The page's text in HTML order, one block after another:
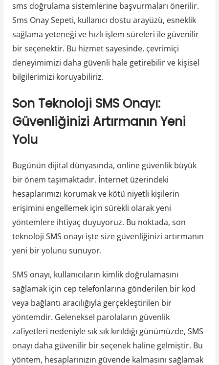
sms doğrulama sistemlerine başvurmaları önerilir.
Sms Onay Sepeti, kullanıcı dostu arayüzü, esneklik
sağlama yeteneği ve hızlı işlem süreleri ile güvenilir
bir seçenektir. Bu hizmet sayesinde, çevrimiçi
deneyimimizi daha güvenli hale getirebilir ve kişisel
bilgilerimizi koruyabiliriz.
Son Teknoloji SMS Onayı:
Güvenliğinizi Artırmanın Yeni
Yolu
Bugünün dijital dünyasında, online güvenlik büyük
bir önem taşımaktadır. İnternet üzerindeki
hesaplarımızı korumak ve kötü niyetli kişilerin
erişimini engellemek için sürekli olarak yeni
yöntemlere ihtiyaç duyuyoruz. Bu noktada, son
teknoloji SMS onayı işte size güvenliğinizi artırmanın
yeni bir yolunu sunuyor.
SMS onayı, kullanıcıların kimlik doğrulamasını
sağlamak için cep telefonlarına gönderilen bir kod
veya bağlantı aracılığıyla gerçekleştirilen bir
yöntemdir. Geleneksel parolaların güvenlik
zafiyetleri nedeniyle sık sık kırıldığı günümüzde, SMS
onayı daha güvenilir bir seçenek haline gelmiştir. Bu
yöntem, hesaplarınızın güvende kalmasını sağlamak